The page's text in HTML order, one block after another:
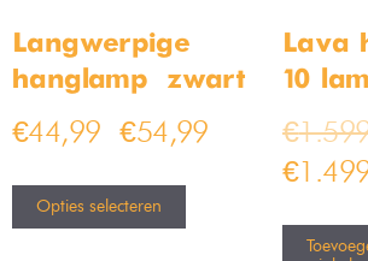
Resultaat 49–64 van de 99
getoond